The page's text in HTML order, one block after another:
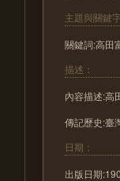
主題與關鍵
關鍵詞:高田
描述：
內容描述:高
傳記歷史:臺
日期：
出版日期